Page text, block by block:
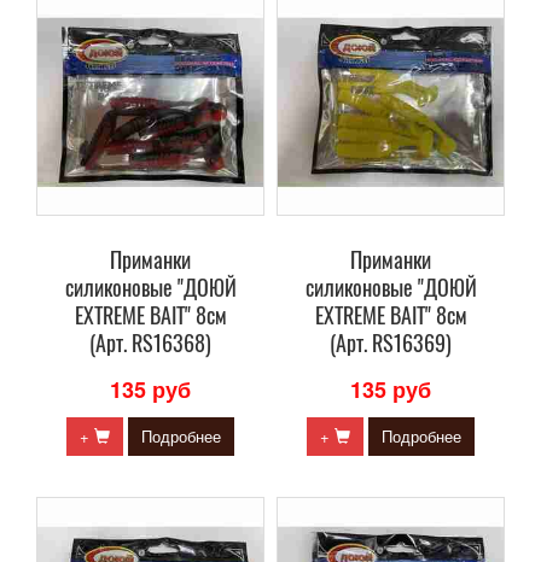
Приманки
силиконовые "ДОЮЙ
EXTREME BAIT" 8см
(Арт. RS16368)
135 руб
+ Подробнее
Приманки
силиконовые "ДОЮЙ
EXTREME BAIT" 8см
(Арт. RS16369)
135 руб
+ Подробнее